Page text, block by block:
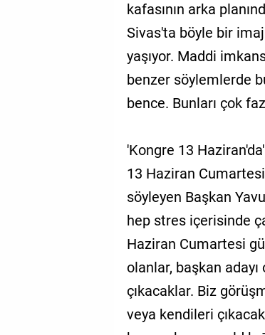
kafasının arka
Sivas'ta böyle bir imaj
yaşıyor. Maddi
benzer söylemlerde
bence. Bunları çok
'Kongre 13 Haziran'da'
13 Haziran
söyleyen Başkan
hep stres içerisinde
Haziran Cumartesi
olanlar, başkan
çıkacaklar. Biz
veya kendileri